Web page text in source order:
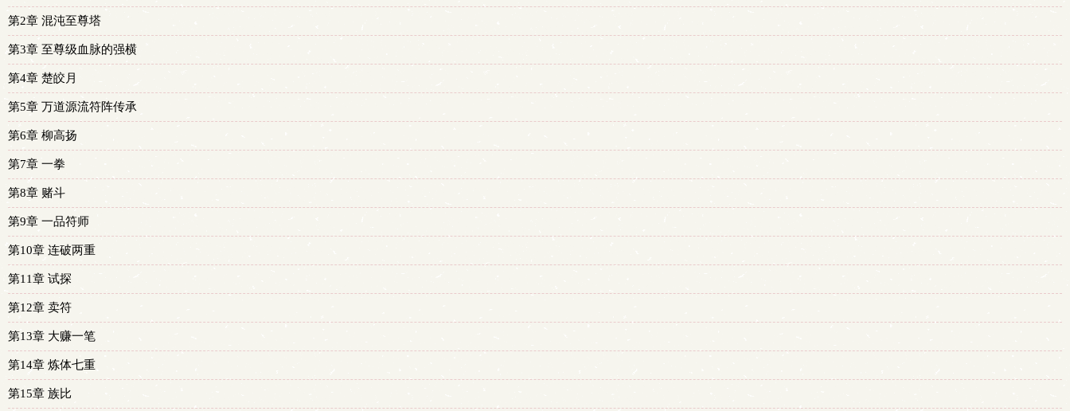
第2章 混沌至尊塔
第3章 至尊级血脉的强横
第4章 楚皎月
第5章 万道源流符阵传承
第6章 柳高扬
第7章 一拳
第8章 赌斗
第9章 一品符师
第10章 连破两重
第11章 试探
第12章 卖符
第13章 大赚一笔
第14章 炼体七重
第15章 族比